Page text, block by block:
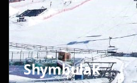
Shymbulak